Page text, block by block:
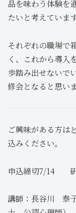
品を味わう体験を
たいと考えています
それぞれの職場で
く、これから導入
歩踏み出せないで
修会となると思い
ご興味がある方は
込みください。
申込締切7/14 研
講師：長谷川 泰